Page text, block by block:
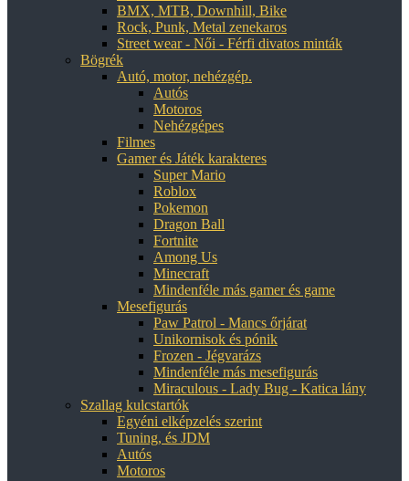
BMX, MTB, Downhill, Bike
Rock, Punk, Metal zenekaros
Street wear - Női - Férfi divatos minták
Bögrék
Autó, motor, nehézgép.
Autós
Motoros
Nehézgépes
Filmes
Gamer és Játék karakteres
Super Mario
Roblox
Pokemon
Dragon Ball
Fortnite
Among Us
Minecraft
Mindenféle más gamer és game
Mesefigurás
Paw Patrol - Mancs őrjárat
Unikornisok és pónik
Frozen - Jégvarázs
Mindenféle más mesefigurás
Miraculous - Lady Bug - Katica lány
Szallag kulcstartók
Egyéni elképzelés szerint
Tuning, és JDM
Autós
Motoros